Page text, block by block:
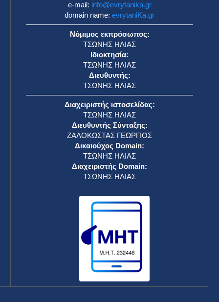
e-mail: info@evrytanika.gr
domain name: evrytaniKa.gr
Νόμιμος εκπρόσωπος:
ΤΣΩΝΗΣ ΗΛΙΑΣ
Ιδιοκτησία:
ΤΣΩΝΗΣ ΗΛΙΑΣ
Διευθυντής:
ΤΣΩΝΗΣ ΗΛΙΑΣ
Διαχειριστής ιστοσελίδας:
ΤΣΩΝΗΣ ΗΛΙΑΣ
Διευθυντής Σύνταξης:
ΖΑΛΟΚΩΣΤΑΣ ΓΕΩΡΓΙΟΣ
Δικαιούχος Domain:
ΤΣΩΝΗΣ ΗΛΙΑΣ
Διαχειριστής Domain:
ΤΣΩΝΗΣ ΗΛΙΑΣ